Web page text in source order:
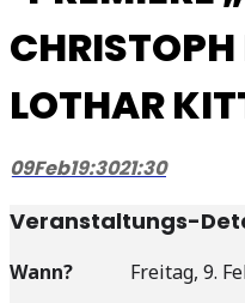
LOTHAR
09Feb19:3021:30
Veranstaltungs-
Wann? Freitag, 9.